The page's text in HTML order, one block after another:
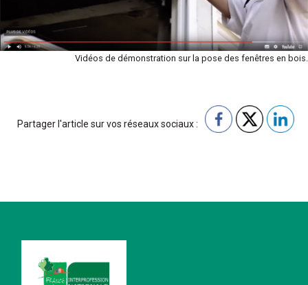
Vidéos de démonstration sur la pose des fenêtres en bois.
Partager l'article sur vos réseaux sociaux :